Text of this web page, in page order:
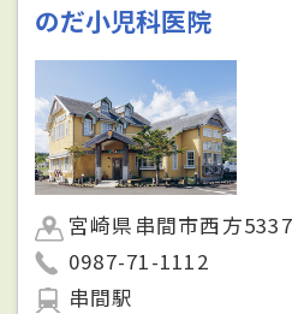
のだ小児科医院
宮崎県串間市西方
0987-71-1112
串間駅